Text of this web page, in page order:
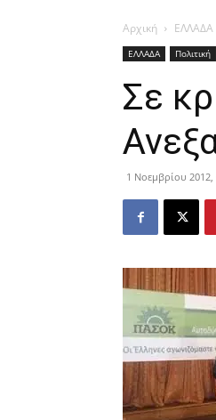
Αρχική ΕΛΛΑΔΑ
ΕΛΛΑΔΑ Πολιτική
Σε
1 Νοεμβρίου 2012,